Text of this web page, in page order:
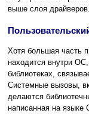
выше слоя драйверов.
Хотя большая часть
находится внутри
библиотеках,
Системные вызовы,
делаются
написанная на языке